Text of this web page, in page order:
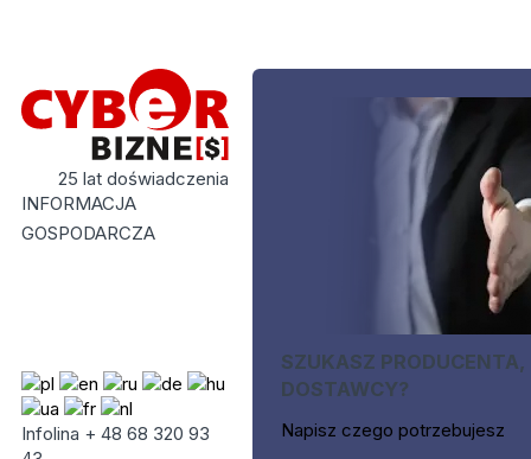
25 lat doświadczenia
INFORMACJA
GOSPODARCZA
Infolina + 48 68 320 93
SZUKASZ PRODUCENTA,
DOSTAWCY?
Napisz czego potrzebujesz